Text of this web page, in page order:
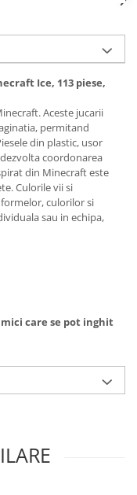
Ice, 113 piese,
Aceste jucarii
permitand
din plastic, usor
coordonarea
din Minecraft este
Culorile vii si
culorilor si
sau in echipa,
care se pot inghiti